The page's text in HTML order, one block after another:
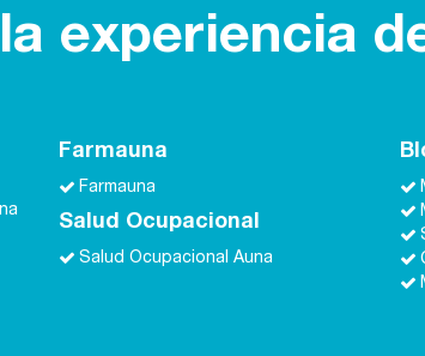
experiencia
Farmauna
Farmauna
Salud Ocupacional
Salud Ocupacional Auna